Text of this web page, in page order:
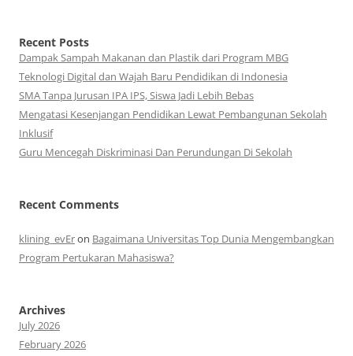
Recent Posts
Dampak Sampah Makanan dan Plastik dari Program MBG
Teknologi Digital dan Wajah Baru Pendidikan di Indonesia
SMA Tanpa Jurusan IPA IPS, Siswa Jadi Lebih Bebas
Mengatasi Kesenjangan Pendidikan Lewat Pembangunan Sekolah
Inklusif
Guru Mencegah Diskriminasi Dan Perundungan Di Sekolah
Recent Comments
klining_evEron Bagaimana Universitas Top Dunia Mengembangkan
Program Pertukaran Mahasiswa?
Archives
July 2026
February 2026